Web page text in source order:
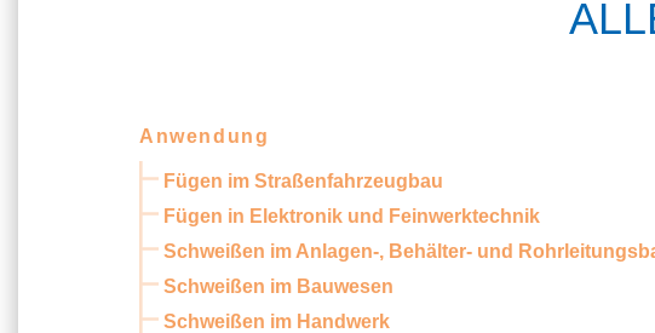
Anwendung
Fügen im Straßenfahrzeugbau
Fügen in Elektronik und Feinwerktechnik
Schweißen im Anlagen-, Behälter- und
Schweißen im Bauwesen
Schweißen im Handwerk